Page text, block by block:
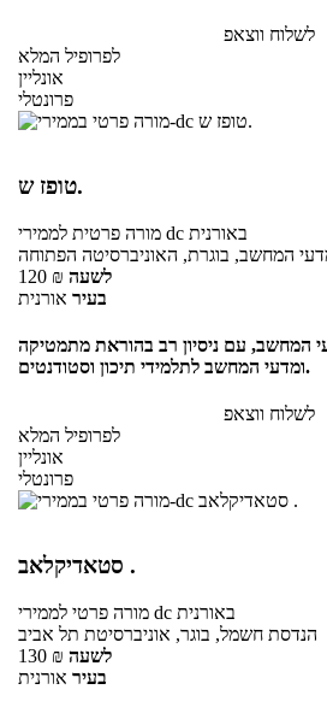
לשלוח ווצאפ
לפרופיל המלא
אונליין
פרונטלי
טופז ש.
מורה פרטית לממירי dc באורנית
המחשב, בוגרת, האוניברסיטה הפתוחה
120 ₪ לשעה
בעיר אורנית
המחשב, עם ניסיון רב בהוראת מתמטיקה
ומדעי המחשב לתלמידי תיכון וסטודנטים.
לשלוח ווצאפ
לפרופיל המלא
אונליין
פרונטלי
סטאדיקלאב .
מורה פרטי לממירי dc באורנית
הנדסת חשמל, בוגר, אוניברסיטת תל אביב
130 ₪ לשעה
בעיר אורנית